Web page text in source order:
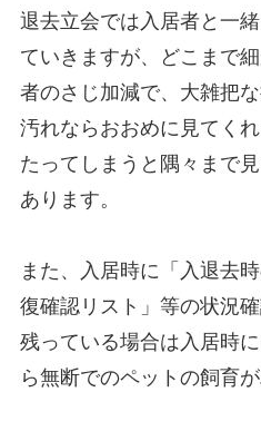
退去立会では入居者と一
ていきますが、どこまで
者のさじ加減で、大雑把
汚れならおおめに見てく
たってしまうと隅々まで
あります。
また、入居時に「入退去
復確認リスト」等の状況
残っている場合は入居時
ら無断でのペットの飼育